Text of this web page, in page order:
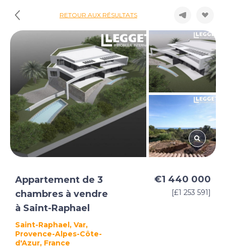
RETOUR AUX RÉSULTATS
Appartement de 3
chambres à vendre
à Saint-Raphael
Saint-Raphael, Var,
Provence-Alpes-Côte-
d'Azur, France
€1 440 000
[£1 253 591]